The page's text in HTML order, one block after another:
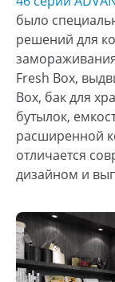
было
решений для
Fresh Box,
Box, бак для
бутылок,
расширенной
отличается
дизайном и